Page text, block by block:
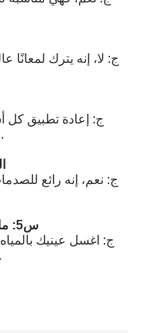
ج: لا، إنه يترك
ج: إعادة تطبيق كل
اعتماداً على ظروف الاستخدام والتعرض.
ج: نعم، إنه رائع
س5: ماذا أفعل إذا كان يلامس عيني أو بشرتي؟
ج: اغسل عينيك
اطلب المساعدة الطبية إذا استمر التهيج.